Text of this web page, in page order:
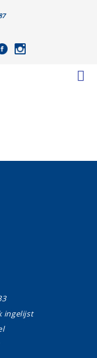
ingelijst